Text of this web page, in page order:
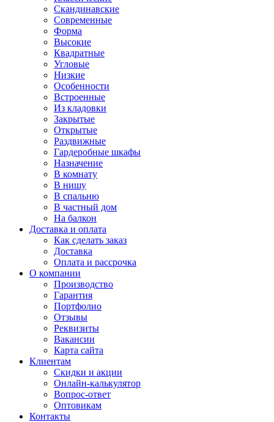
Скандинавские
Современные
Форма
Высокие
Квадратные
Угловые
Низкие
Особенности
Встроенные
Из кладовки
Закрытые
Открытые
Раздвижные
Гардеробные шкафы
Назначение
В комнату
В нишу
В спальню
В частный дом
На балкон
Доставка и оплата
Как сделать заказ
Доставка
Оплата и рассрочка
О компании
Производство
Гарантия
Портфолио
Отзывы
Реквизиты
Вакансии
Карта сайта
Клиентам
Скидки и акции
Онлайн-калькулятор
Вопрос-ответ
Оптовикам
Контакты